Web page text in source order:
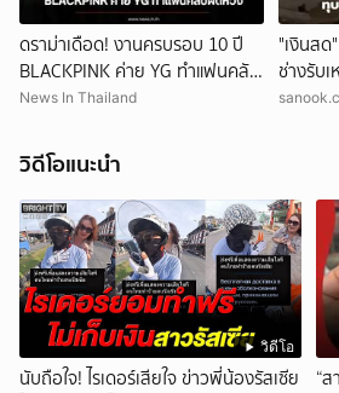
ดราม่าเดือด! งานครบรอบ 10 ปี
BLACKPINK ค่าย YG ทำแฟนคลับ
ผิดหวัง
News In Thailand
"เงินส
ช่างรับ
วุ่น สุดท้
วิดีโอแนะนำ
วิดีโอ
นับถือใจ! ไรเดอร์เสียใจ ข่าวพี่น้องรัสเซีย
“